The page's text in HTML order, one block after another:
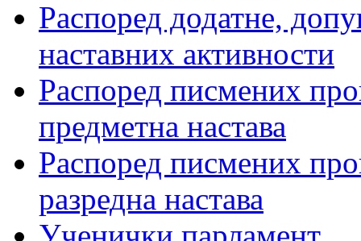
Распоред додатне,
наставних активности
Распоред писмених
предметна настава
Распоред писмених
разредна настава